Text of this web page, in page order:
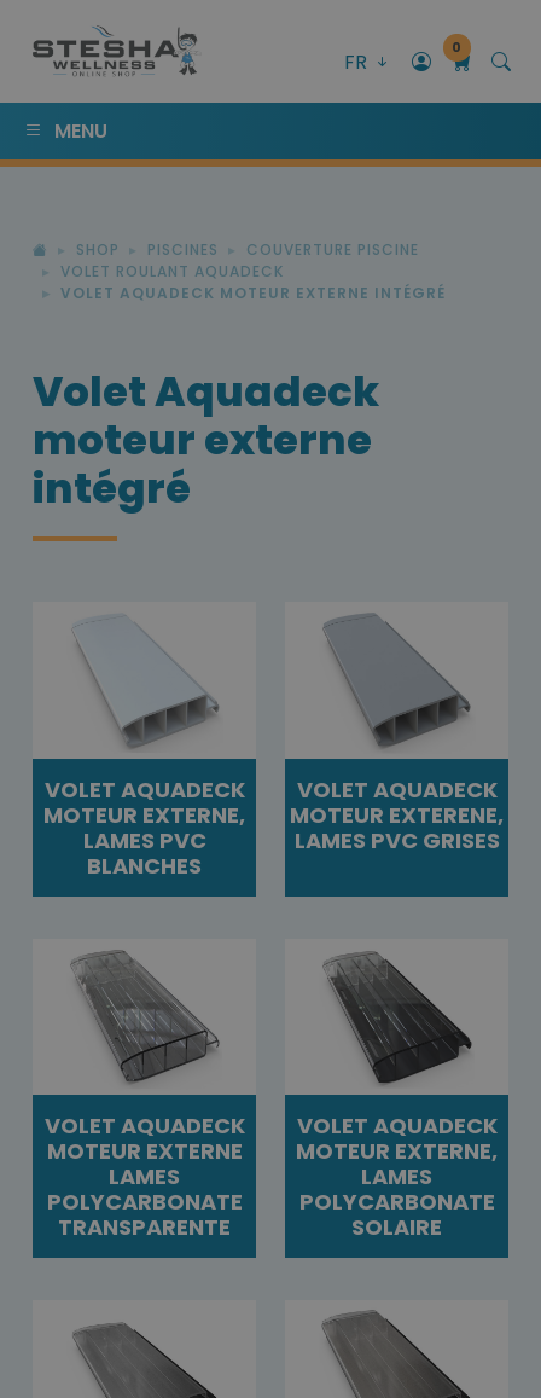
FR
0
MENU
SHOP PISCINES
COUVERTURE PISCINE
VOLET ROULANT AQUADECK
VOLET AQUADECK MOTEUR EXTERNE INTÉGRÉ
Volet Aquadeck
moteur externe
intégré
VOLET AQUADECK
MOTEUR EXTERNE,
LAMES PVC
BLANCHES
VOLET AQUADECK
MOTEUR EXTERENE,
LAMES PVC GRISES
VOLET AQUADECK
MOTEUR EXTERNE
LAMES
POLYCARBONATE
TRANSPARENTE
VOLET AQUADECK
MOTEUR EXTERNE,
LAMES
POLYCARBONATE
SOLAIRE